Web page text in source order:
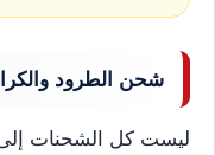
شحن الطرود
ليست كل الشحنات إلى